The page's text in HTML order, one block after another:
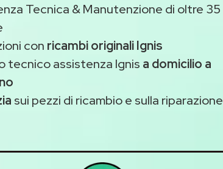
Tecnica & Manutenzione di oltre 35
con ricambi originali Ignis
tecnico assistenza Ignis a domicilio a
sui pezzi di ricambio e sulla riparazione